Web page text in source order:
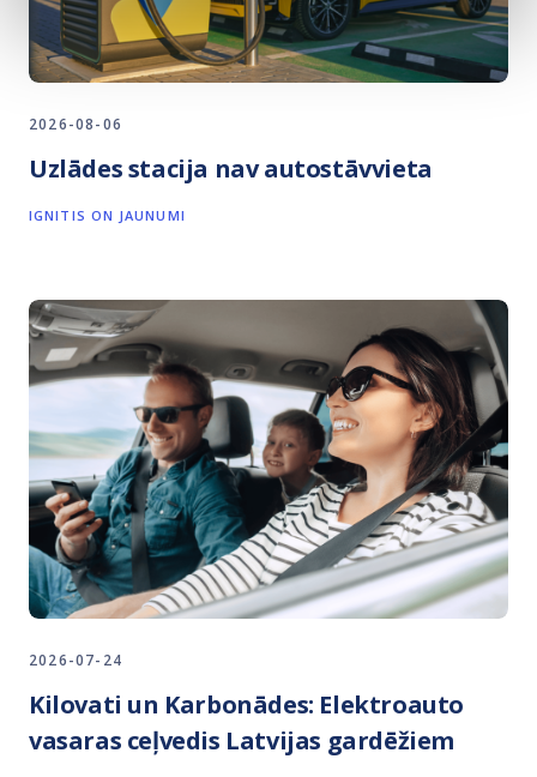
2026-08-06
Uzlādes stacija nav autostāvvieta
IGNITIS ON JAUNUMI
2026-07-24
Kilovati un Karbonādes: Elektroauto
vasaras ceļvedis Latvijas gardēžiem